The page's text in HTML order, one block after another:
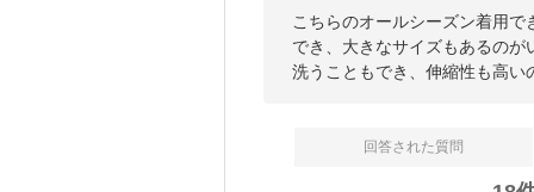
こちらのオールシーズン着用
でき、大きなサイズもあるの
洗うこともでき、伸縮性も高い
回答された質問